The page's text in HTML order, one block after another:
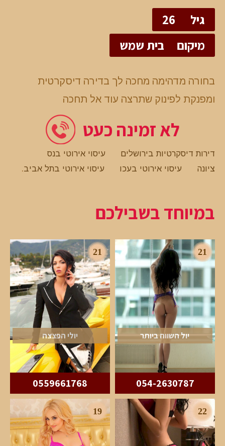
גיל
26
מיקום
בית שמש
בחורה מדהימה מחכה לך בדירה דיסקרטית
ומפנקת לפינוק שתרצה עוד אל תחכה
לא זמינה כעט
דירות דיסקרטיות בירושלים
עיסוי אירוטי בנס
ציונה
עיסוי אירוטי בעכו עיסוי אירוטי בתל אביב.
במיוחד בשבילכם
21
יול השווה ביותר
054-2630787
21
יולי הפצצה
0559661768
22
19